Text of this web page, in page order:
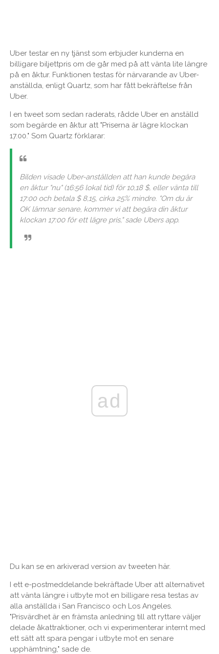
Uber testar en ny tjänst som erbjuder kunderna en
billigare biljettpris om de går med på att vänta lite längre
på en åktur. Funktionen testas för närvarande av Uber-
anställda, enligt Quartz, som har fått bekräftelse från
Uber.
I en tweet som sedan raderats, rådde Uber en anställd
som begärde en åktur att "Priserna är lägre klockan
17.00." Som Quartz förklarar:
Bilden visade Uber-anställden att han kunde begära
en åktur "nu" (16:56 lokal tid) för 10,18 $, eller vänta till
17:00 och betala $ 8,15, cirka 25% mindre. "Om du är
OK lämnar senare, kommer vi att begära din åktur
klockan 17:00 för ett lägre pris," sade Ubers app.
ad
Du kan se en arkiverad version av tweeten här.
I ett e-postmeddelande bekräftade Uber att alternativet
att vänta längre i utbyte mot en billigare resa testas av
alla anställda i San Francisco och Los Angeles.
"Prisvärdhet är en främsta anledning till att ryttare väljer
delade åkattraktioner, och vi experimenterar internt med
ett sätt att spara pengar i utbyte mot en senare
upphämtning," sade de.